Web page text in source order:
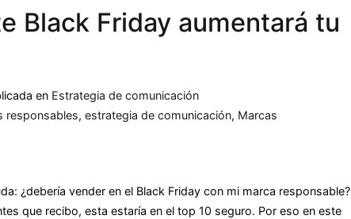
Black Friday aumentará tu
en Estrategia de comunicación
responsables, estrategia de comunicación, Marcas
¿debería vender en el Black Friday con mi marca responsable?
que recibo, esta estaría en el top 10 seguro. Por eso en este